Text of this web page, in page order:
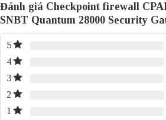
Đánh giá Checkpoint firewall
SNBT Quantum 28000 Security
5
4
3
2
1